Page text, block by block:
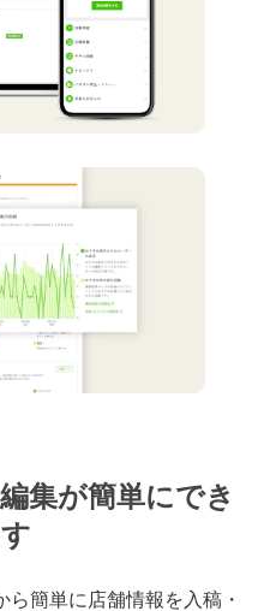
集が簡単にでき
簡単に店舗情報を入稿・